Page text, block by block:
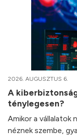
2026. AUGUSZTUS 6.
A
ténylegesen?
Amikor a vállalatok
néznek szembe,